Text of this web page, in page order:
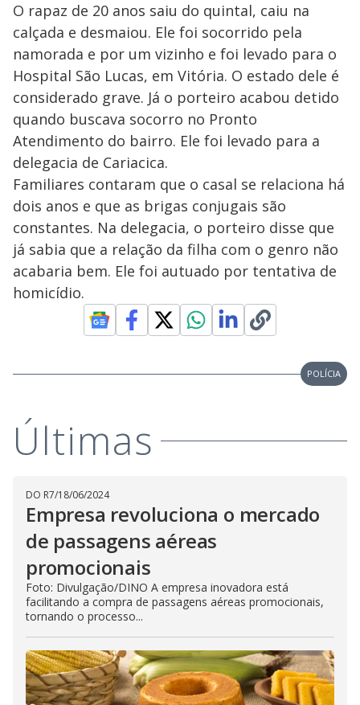
O rapaz de 20 anos saiu do quintal, caiu na
calçada e desmaiou. Ele foi socorrido pela
namorada e por um vizinho e foi levado para o
Hospital São Lucas, em Vitória. O estado dele é
considerado grave. Já o porteiro acabou detido
quando buscava socorro no Pronto
Atendimento do bairro. Ele foi levado para a
delegacia de Cariacica.
Familiares contaram que o casal se relaciona há
dois anos e que as brigas conjugais são
constantes. Na delegacia, o porteiro disse que
já sabia que a relação da filha com o genro não
acabaria bem. Ele foi autuado por tentativa de
homicídio.
POLÍCIA
Últimas
DO R7/18/06/2024
Empresa revoluciona o mercado
de passagens aéreas
promocionais
Foto: Divulgação/DINO A empresa inovadora está
facilitando a compra de passagens aéreas promocionais,
tornando o processo...